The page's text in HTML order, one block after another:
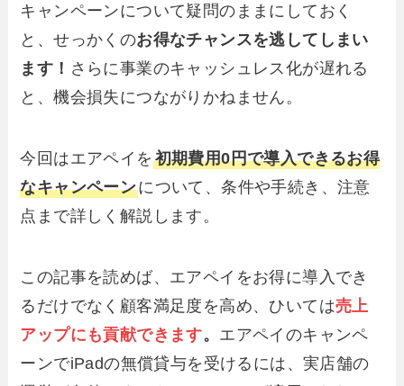
キャンペーンについて疑問のままにしておく
と、せっかくのお得なチャンスを逃してしまい
ます！ さらに事業のキャッシュレス化が遅れる
と、機会損失につながりかねません。
今回はエアペイを 初期費用0円で導入できるお得
なキャンペーンについて、条件や手続き、注意
点まで詳しく解説します。
この記事を読めば、エアペイをお得に導入でき
るだけでなく顧客満足度を高め、ひいては売上
アップにも貢献できます。 エアペイのキャンペ
ーンでiPadの無償貸与を受けるには、実店舗の